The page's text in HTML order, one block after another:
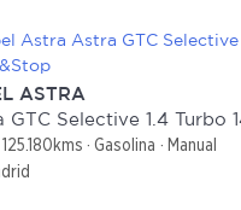
ASTRA
125.180kms Gasolina
Manual